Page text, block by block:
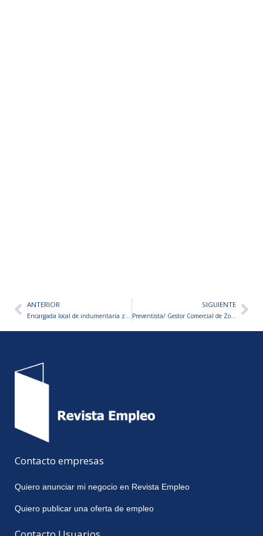
AntANTERIOR SIGUIENTE
Preventista/ Gestor Comercial de Zona – Canal Mayorista (Panificados)
Contacto empresas
Quiero anunciar mi negocio en Revista Empleo
Quiero publicar una oferta de empleo